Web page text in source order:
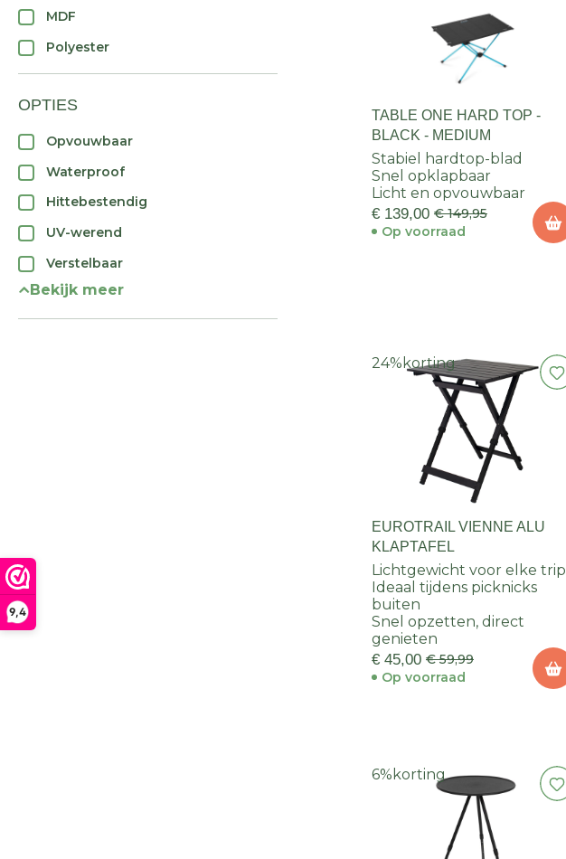
9,4
MDF
Polyester
OPTIES
Opvouwbaar
Waterproof
Hittebestendig
UV-werend
Verstelbaar
Bekijk meer
TABLE ONE HARD TOP -
BLACK - MEDIUM
Stabiel hardtop-blad
Snel opklapbaar
Licht en opvouwbaar
€ 139,00 € 149,95
Op voorraad
24% korting
EUROTRAIL VIENNE ALU
KLAPTAFEL
Lichtgewicht voor elke trip
Ideaal tijdens picknicks
buiten
Snel opzetten, direct
genieten
€ 45,00 € 59,99
Op voorraad
6% korting